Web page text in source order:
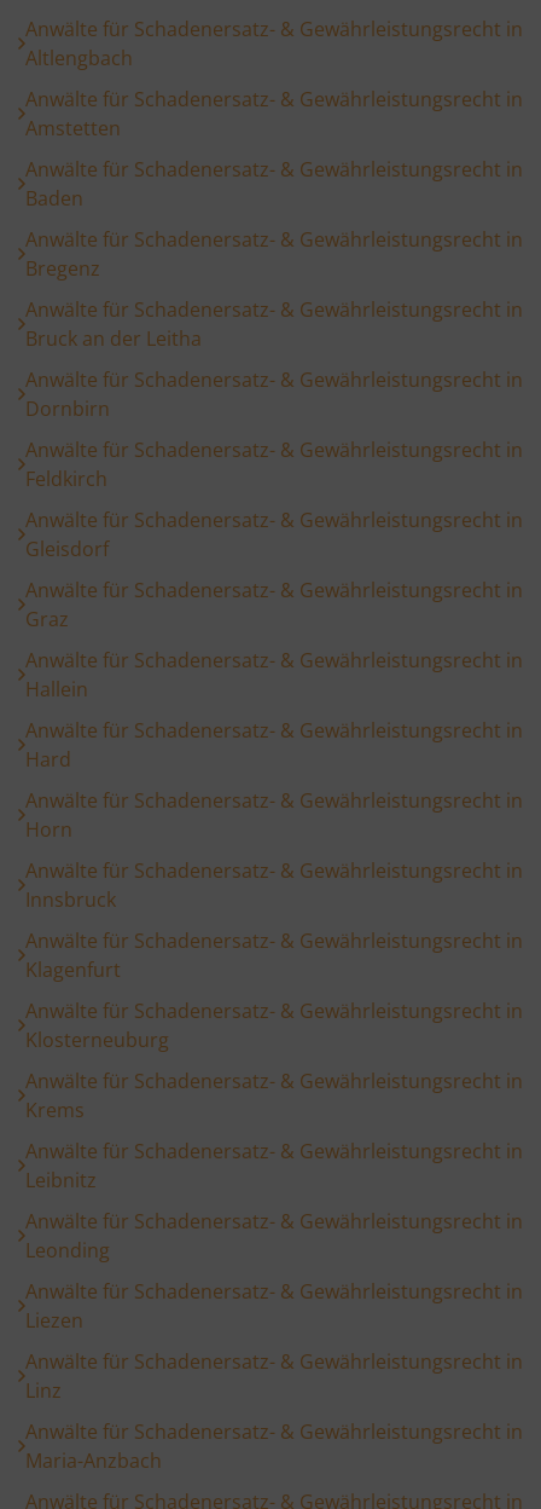
Anwälte für Schadenersatz- & Gewährleistungsrecht in
Altlengbach
Anwälte für Schadenersatz- & Gewährleistungsrecht in
Amstetten
Anwälte für Schadenersatz- & Gewährleistungsrecht in
Baden
Anwälte für Schadenersatz- & Gewährleistungsrecht in
Bregenz
Anwälte für Schadenersatz- & Gewährleistungsrecht in
Bruck an der Leitha
Anwälte für Schadenersatz- & Gewährleistungsrecht in
Dornbirn
Anwälte für Schadenersatz- & Gewährleistungsrecht in
Feldkirch
Anwälte für Schadenersatz- & Gewährleistungsrecht in
Gleisdorf
Anwälte für Schadenersatz- & Gewährleistungsrecht in
Graz
Anwälte für Schadenersatz- & Gewährleistungsrecht in
Hallein
Anwälte für Schadenersatz- & Gewährleistungsrecht in
Hard
Anwälte für Schadenersatz- & Gewährleistungsrecht in
Horn
Anwälte für Schadenersatz- & Gewährleistungsrecht in
Innsbruck
Anwälte für Schadenersatz- & Gewährleistungsrecht in
Klagenfurt
Anwälte für Schadenersatz- & Gewährleistungsrecht in
Klosterneuburg
Anwälte für Schadenersatz- & Gewährleistungsrecht in
Krems
Anwälte für Schadenersatz- & Gewährleistungsrecht in
Leibnitz
Anwälte für Schadenersatz- & Gewährleistungsrecht in
Leonding
Anwälte für Schadenersatz- & Gewährleistungsrecht in
Liezen
Anwälte für Schadenersatz- & Gewährleistungsrecht in
Linz
Anwälte für Schadenersatz- & Gewährleistungsrecht in
Maria-Anzbach
Anwälte für Schadenersatz- & Gewährleistungsrecht in